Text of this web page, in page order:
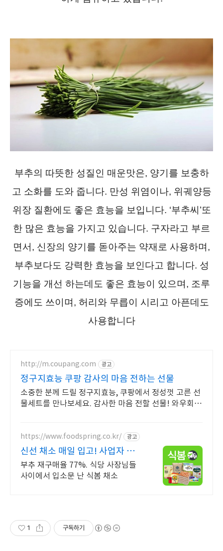
부추의 따뜻한 성질인 매운맛은, 양기를 보충하
고 소화를 도와 줍니다. 만성 위염이나, 위궤양등
위장 질환에도 좋은 효능을 보입니다. ‘부추씨’또
한 많은 효능을 가지고 있습니다. 구자라고 부르
면서, 신장의 양기를 돋아주는 약재로 사용하며,
부추보다도 강력한 효능을 보인다고 합니다. 성
기능을 개선 하는데도 좋은 효능이 있으며, 조루
증에도 쓰이며, 허리와 무릅이 시리고 아픈데도
사용합니다
http://m.coupang.com 광고
정구지효능 쿠팡 감사의 마음 전하는 선물
소중한 분께 드릴 정구지효능, 쿠팡에서 정성껏 고른 선
물세트를 만나보세요. 감사한 마음 전할 선물! 와우회원
https://www.foodspring.co.kr/ 광고
신선 채소 매일 입고! 사업자 전
용 특가
부추 재구매율 77%. 식당 사장님들
사이에서 입소문 난 식봄 채소
1 구독하기